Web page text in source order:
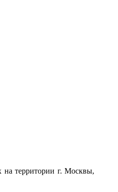
на территории г. Москвы,